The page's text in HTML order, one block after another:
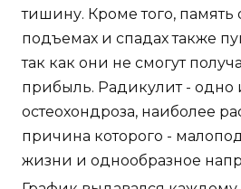
тишину. Кроме того,
подъемах и спадах также
так как они не смогут
прибыль. Радикулит - одно
остеохондроза, наиболее
причина которого -
жизни и однообразное